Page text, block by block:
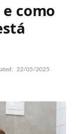
como
22/05/2025